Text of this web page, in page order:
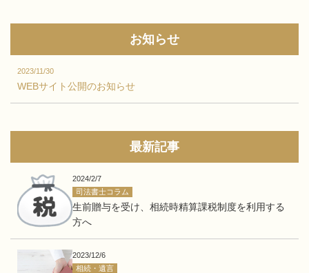
お知らせ
2023/11/30
WEBサイト公開のお知らせ
最新記事
2024/2/7
司法書士コラム
生前贈与を受け、相続時精算課税制度を利用する
方へ
2023/12/6
相続・遺言